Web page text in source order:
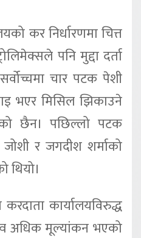
कर निर्धारणमा चित्त
पनि मुद्दा दर्ता
चार पटक पेशी
भएर मिसिल झिकाउने
छैन। पछिल्लो पटक
र जगदीश शर्माको
थियो।
कार्यालयविरुद्ध
अधिक मूल्यांकन भएको